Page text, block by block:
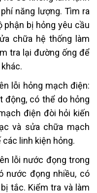
năng lượng. Tìm ra
phận bị hỏng yêu cầu
chữa hệ thống làm
tra lại đường ống để
lỗi hỏng mạch điện:
động, có thể do hỏng
điện đòi hỏi kiến
và sửa chữa mạch
linh kiện hỏng.
lỗi nước đọng trong
nước đọng nhiều, có
tắc. Kiểm tra và làm